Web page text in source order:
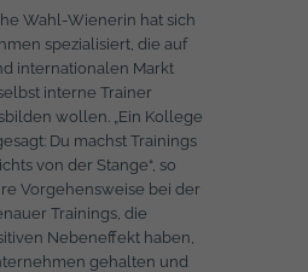
Wahl-Wienerin hat sich
spezialisiert, die auf
internationalen Markt
interne Trainer
wollen. „Ein Kollege
Du machst Trainings
von der Stange“, so
Vorgehensweise bei der
Trainings, die
Nebeneffekt haben,
gehalten und